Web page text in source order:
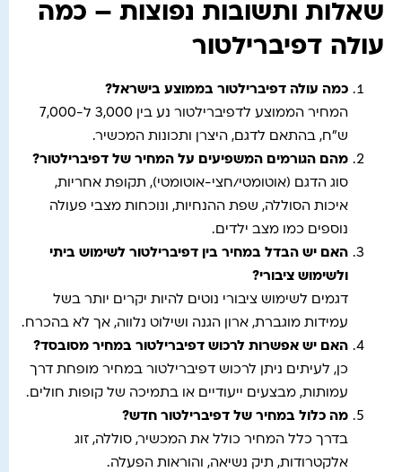
שאלות ותשובות נפוצות – כמה
עולה דפיברילטור
כמה עולה דפיברילטור בממוצע בישראל?
המחיר הממוצע לדפיברילטור נע בין 3,000 ל-7,000
ש"ח, בהתאם לדגם, היצרן ותכונות המכשיר.
מהם הגורמים המשפיעים על המחיר של דפיברילטור?
סוג הדגם (אוטומטי/חצי-אוטומטי), תקופת אחריות,
איכות הסוללה, שפת ההנחיות, ונוכחות מצבי פעולה
נוספים כמו מצב ילדים.
האם יש הבדל במחיר בין דפיברילטור לשימוש ביתי
ולשימוש ציבורי?
דגמים לשימוש ציבורי נוטים להיות יקרים יותר בשל
עמידות מוגברת, ארון הגנה ושילוט נלווה, אך לא בהכרח.
האם יש אפשרות לרכוש דפיברילטור במחיר מסובסד?
כן, לעיתים ניתן לרכוש דפיברילטור במחיר מופחת דרך
עמותות, מבצעים ייעודיים או בתמיכה של קופות חולים.
מה כלול במחיר של דפיברילטור חדש?
בדרך כלל המחיר כולל את המכשיר, סוללה, זוג
אלקטרודות, תיק נשיאה, והוראות הפעלה.